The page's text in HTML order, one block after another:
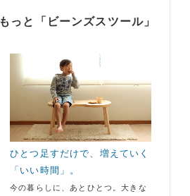
もっと「ビーンズスツール」
ひとつ足すだけで、増えていく
「いい時間」。
今の暮らしに、あとひとつ。大きな